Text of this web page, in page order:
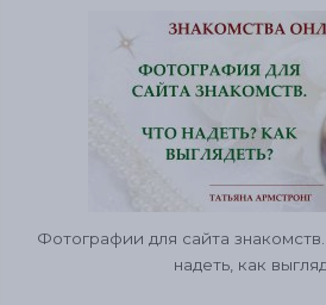
Фотографии для сайта
надеть, как